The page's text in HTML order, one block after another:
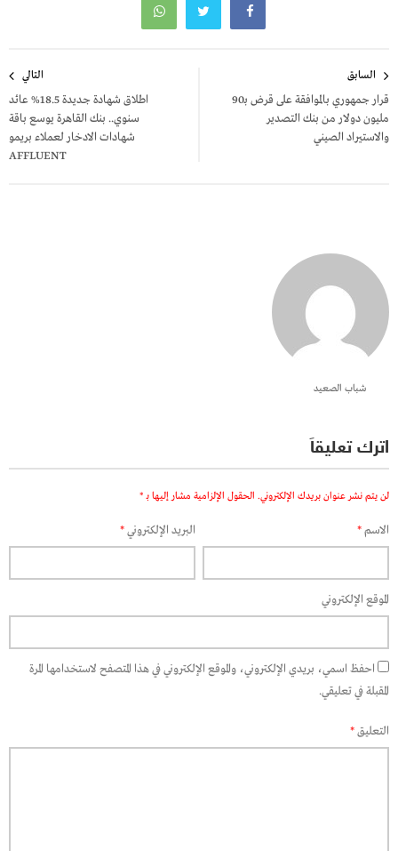
المقالات
السابق
قرار جمهوري بالموافقة على قرض بـ90
مليون دولار من بنك التصدير
والاستيراد الصيني
التالي
اطلاق شهادة جديدة 18.5% عائد
سنوي.. بنك القاهرة يوسع باقة
شهادات الادخار لعملاء بريمو
AFFLUENT
شباب الصعيد
اترك تعليقاً
لن يتم نشر عنوان بريدك الإلكتروني. الحقول الإلزامية مشار إليها بـ *
الاسم* البريد الإلكتروني*
الموقع الإلكتروني
احفظ اسمي، بريدي الإلكتروني، والموقع الإلكتروني في هذا المتصفح لاستخدامها المرة
المقبلة في تعليقي.
التعليق*